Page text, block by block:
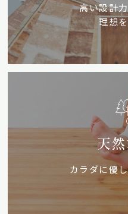
高い設計
理想
天
カラダに優